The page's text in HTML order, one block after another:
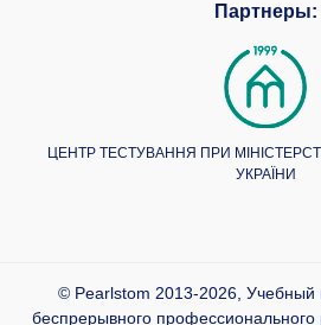
Партнеры:
ЦЕНТР ТЕСТУВАННЯ ПРИ
УКРАЇНИ
© Pearlstom 2013-2026, Учебный
беспрерывного профессионального